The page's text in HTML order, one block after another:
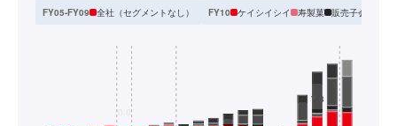
FY05-FY09 全社（セグメントなし） FY10 ケイシイシイ 寿製菓 販売子会社（